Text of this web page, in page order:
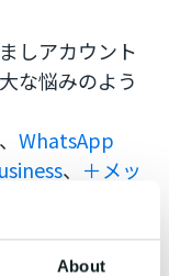
About
しアカウント
な悩みのよう
WhatsApp
、 ＋メッ
ントを作成で